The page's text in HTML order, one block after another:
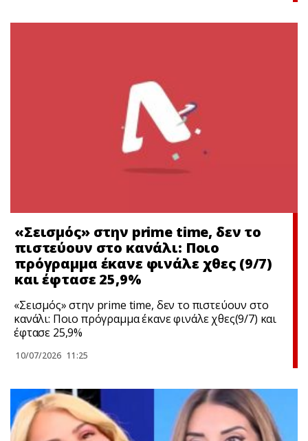
«Σεισμός» στην prime time, δεν το
πιστεύουν στο κανάλι: Ποιο
πρόγραμμα έκανε φινάλε χθες (9/7)
και έφτασε 25,9%
«Σεισμός» στην prime time, δεν το πιστεύουν στο
κανάλι: Ποιο πρόγραμμα έκανε φινάλε χθες(9/7) και
έφτασε 25,9%
10/07/2026 11:25